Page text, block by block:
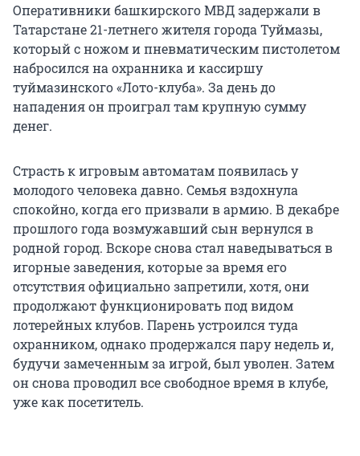
Оперативники башкирского МВД задержали в
Татарстане 21-летнего жителя города Туймазы,
который с ножом и пневматическим пистолетом
набросился на охранника и кассиршу
туймазинского «Лото-клуба». За день до
нападения он проиграл там крупную сумму
денег.
Страсть к игровым автоматам появилась у
молодого человека давно. Семья вздохнула
спокойно, когда его призвали в армию. В декабре
прошлого года возмужавший сын вернулся в
родной город. Вскоре снова стал наведываться в
игорные заведения, которые за время его
отсутствия официально запретили, хотя, они
продолжают функционировать под видом
лотерейных клубов. Парень устроился туда
охранником, однако продержался пару недель и,
будучи замеченным за игрой, был уволен. Затем
он снова проводил все свободное время в клубе,
уже как посетитель.